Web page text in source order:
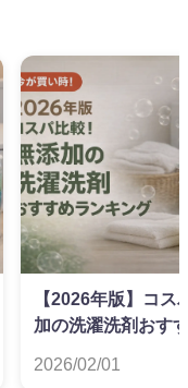
【2026年版】コス
加の洗濯洗剤おす
2026/02/01